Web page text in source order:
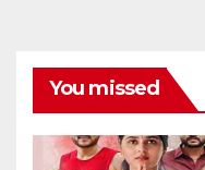
You missed